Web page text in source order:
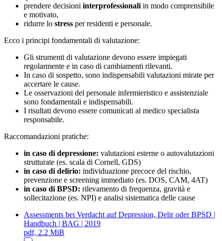
prendere decisioni interprofessionali in modo comprensibile
e motivato,
ridurre lo stress per residenti e personale.
Ecco i principi fondamentali di valutazione:
Gli strumenti di valutazione devono essere impiegati
regolarmente e in caso di cambiamenti rilevanti.
In caso di sospetto, sono indispensabili valutazioni mirate per
accertare le cause.
Le osservazioni del personale infermieristico e assistenziale
sono fondamentali e indispensabili.
I risultati devono essere comunicati al medico specialista
responsabile.
Raccomandazioni pratiche:
in caso di depressione: valutazioni esterne o autovalutazioni
strutturate (es. scala di Cornell, GDS)
in caso di delirio: individuazione precoce del rischio,
prevenzione e screening immediato (es. DOS, CAM, 4AT)
in caso di BPSD: rilevamento di frequenza, gravità e
sollecitazione (es. NPI) e analisi sistematica delle cause
Assessments bei Verdacht auf Depression, Delir oder BPSD |
Handbuch | BAG | 2019
pdf, 2.2 MiB